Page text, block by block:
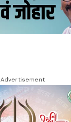
Advertisement